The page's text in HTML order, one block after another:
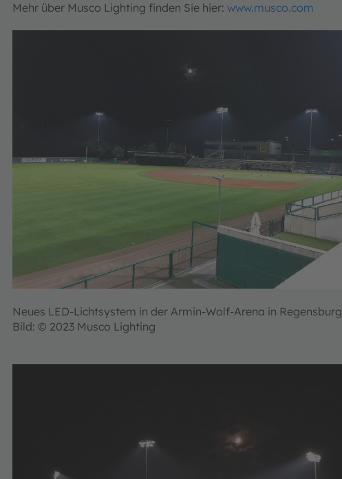
Mehr über Musco Lighting finden Sie hier: www.musco.com
Neues LED-Lichtsystem in der Armin-Wolf-Arena in Regensburg
Bild: © 2023 Musco Lighting